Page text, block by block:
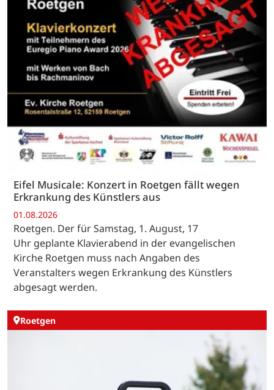
Eifel Musicale: Konzert in Roetgen fällt wegen
Erkrankung des Künstlers aus
01.08.2026
Roetgen. Der für Samstag, 1. August, 17
Uhr geplante Klavierabend in der evangelischen
Kirche Roetgen muss nach Angaben des
Veranstalters wegen Erkrankung des Künstlers
abgesagt werden.
Roetgen